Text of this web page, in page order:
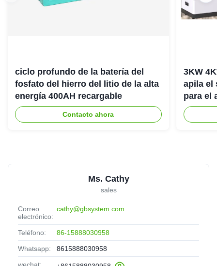
ciclo profundo de la batería del
fosfato del hierro del litio de la alta
energía 400AH recargable
Contacto ahora
3KW
apila el
para el
del
Ms. Cathy
sales
Correo
electrónico:
cathy@gbsystem.com
Teléfono: 86-15888030958
Whatsapp: 8615888030958